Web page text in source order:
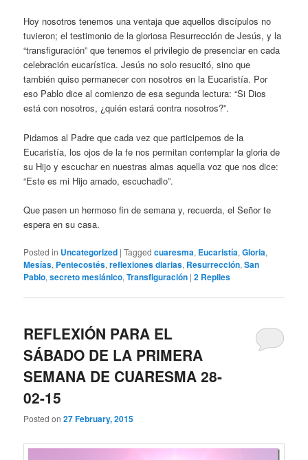
Hoy nosotros tenemos una ventaja que aquellos discípulos no
tuvieron; el testimonio de la gloriosa Resurrección de Jesús, y la
“transfiguración” que tenemos el privilegio de presenciar en cada
celebración eucarística. Jesús no solo resucitó, sino que
también quiso permanecer con nosotros en la Eucaristía. Por
eso Pablo dice al comienzo de esa segunda lectura: “Si Dios
está con nosotros, ¿quién estará contra nosotros?”.
Pidamos al Padre que cada vez que participemos de la
Eucaristía, los ojos de la fe nos permitan contemplar la gloria de
su Hijo y escuchar en nuestras almas aquella voz que nos dice:
“Este es mi Hijo amado, escuchadlo”.
Que pasen un hermoso fin de semana y, recuerda, el Señor te
espera en su casa.
Posted in Uncategorized |Tagged cuaresma, Eucaristía,Gloria,
Mesías, Pentecostés,reflexiones diarias, Resurrección,San
Pablo,secreto mesiánico,Transfiguración |2 Replies
REFLEXIÓN PARA EL
SÁBADO DE LA PRIMERA
SEMANA DE CUARESMA 28-
02-15
Posted on27 February, 2015